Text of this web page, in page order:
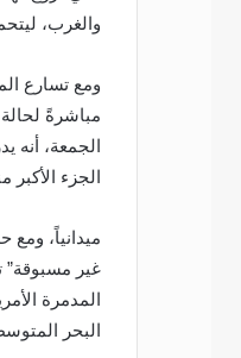
والغرب،
ومع تسارع
مباشرةً
الجمعة، أنه
الجزء الأكبر
ميدانياً،
غير مسبوقة”
البحر